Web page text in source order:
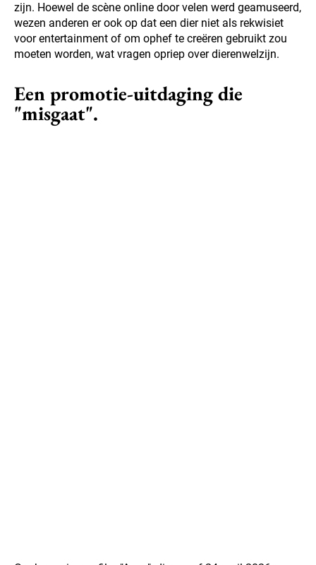
zijn. Hoewel de scène online door velen werd geamuseerd,
wezen anderen er ook op dat een dier niet als rekwisiet
voor entertainment of om ophef te creëren gebruikt zou
moeten worden, wat vragen opriep over dierenwelzijn.
Een promotie-uitdaging die
"misgaat".